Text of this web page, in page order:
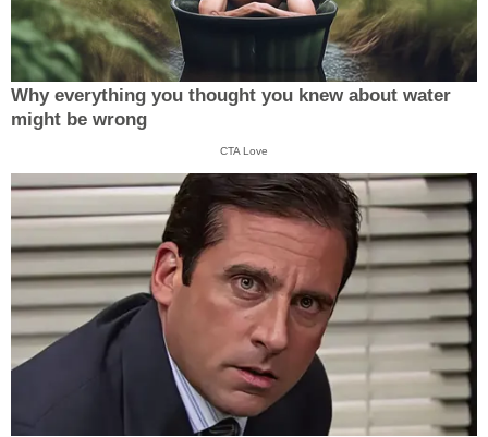
Why everything you thought you knew about water
might be wrong
CTA Love